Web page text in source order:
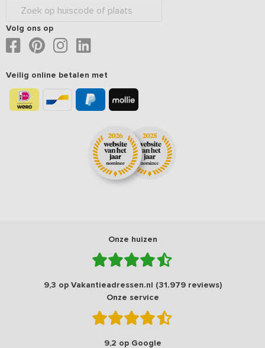
Volg ons op
Veilig online betalen met
Onze huizen
9,3 op Vakantieadressen.nl (31.979 reviews)
Onze service
9,2 op Google